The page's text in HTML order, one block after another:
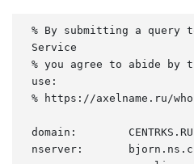
% By submitting a query
Service
% you agree to abide by
use:
% https://axelname.ru/
domain:        CENTRKS.RU
nserver: